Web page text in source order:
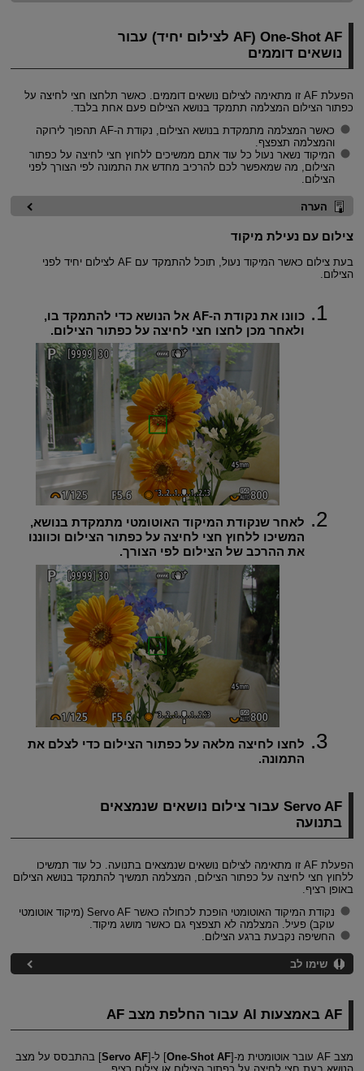
One-Shot AF (AF לצילום יחיד) עבור
נושאים דוממים
הפעלת AF זו מתאימה לצילום נושאים דוממים. כאשר תלחצו חצי לחיצה על
כפתור הצילום המצלמה תתמקד בנושא הצילום פעם אחת בלבד.
כאשר המצלמה מתמקדת בנושא הצילום, נקודת ה-AF תהפוך לירוקה
והמצלמה תצפצף.
המיקוד נשאר נעול כל עוד אתם ממשיכים ללחוץ חצי לחיצה על כפתור
הצילום, מה שמאפשר לכם להרכיב מחדש את התמונה לפי הצורך לפני
הצילום.
הערה
צילום עם נעילת מיקוד
בעת צילום כאשר המיקוד נעול, תוכל להתמקד עם AF לצילום יחיד לפני
הצילום.
כוונו את נקודת ה-AF אל הנושא כדי להתמקד בו,
ולאחר מכן לחצו חצי לחיצה על כפתור הצילום.
לאחר שנקודת המיקוד האוטומטי מתמקדת בנושא,
המשיכו ללחוץ חצי לחיצה על כפתור הצילום וכווננו
את ההרכב של הצילום לפי הצורך.
לחצו לחיצה מלאה על כפתור הצילום כדי לצלם את
התמונה.
Servo AF עבור צילום נושאים שנמצאים
בתנועה
הפעלת AF זו מתאימה לצילום נושאים שנמצאים בתנועה. כל עוד תמשיכו
ללחוץ חצי לחיצה על כפתור הצילום, המצלמה תמשיך להתמקד בנושא הצילום
באופן רציף.
נקודת המיקוד האוטומטי הופכת לכחולה כאשר Servo AF (מיקוד אוטומטי
עוקב) פעיל. המצלמה לא תצפצף גם כאשר מושג מיקוד.
החשיפה נקבעת ברגע הצילום.
שימו לב
AF באמצעות AI עבור החלפת מצב AF
מצב AF עובר אוטומטית מ-[ One-Shot AF] ל-[Servo AF] בהתבסס על מצב